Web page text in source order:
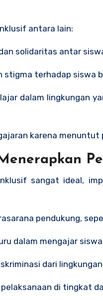
antara lain:
solidaritas antar
stigma terhadap siswa
karena
sangat ideal,
pendukung,
dalam mengajar
dari
pelaksanaan di tingkat